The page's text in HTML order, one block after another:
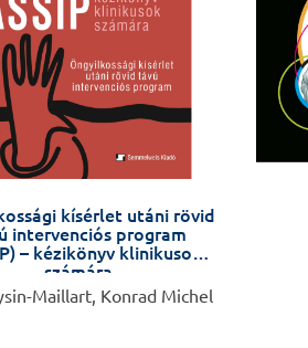
kísérlet utáni rövid
intervenciós program
– kézikönyv klinikusok
számára
Maillart, Konrad Michel